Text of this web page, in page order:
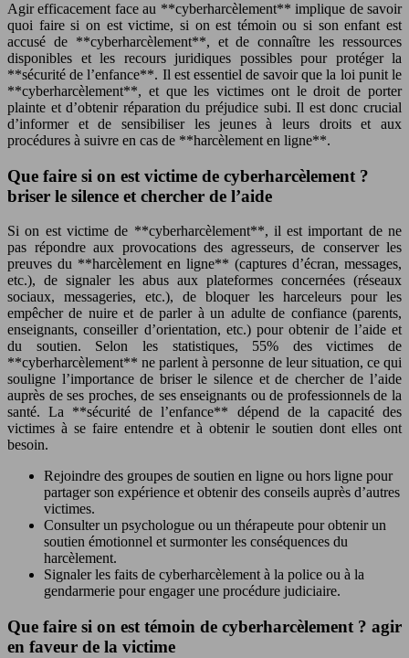
Agir efficacement face au **cyberharcèlement** implique de savoir
quoi faire si on est victime, si on est témoin ou si son enfant est
accusé de **cyberharcèlement**, et de connaître les ressources
disponibles et les recours juridiques possibles pour protéger la
**sécurité de l’enfance**. Il est essentiel de savoir que la loi punit le
**cyberharcèlement**, et que les victimes ont le droit de porter
plainte et d’obtenir réparation du préjudice subi. Il est donc crucial
d’informer et de sensibiliser les jeunes à leurs droits et aux
procédures à suivre en cas de **harcèlement en ligne**.
Que faire si on est victime de cyberharcèlement ?
briser le silence et chercher de l’aide
Si on est victime de **cyberharcèlement**, il est important de ne
pas répondre aux provocations des agresseurs, de conserver les
preuves du **harcèlement en ligne** (captures d’écran, messages,
etc.), de signaler les abus aux plateformes concernées (réseaux
sociaux, messageries, etc.), de bloquer les harceleurs pour les
empêcher de nuire et de parler à un adulte de confiance (parents,
enseignants, conseiller d’orientation, etc.) pour obtenir de l’aide et
du soutien. Selon les statistiques, 55% des victimes de
**cyberharcèlement** ne parlent à personne de leur situation, ce qui
souligne l’importance de briser le silence et de chercher de l’aide
auprès de ses proches, de ses enseignants ou de professionnels de la
santé. La **sécurité de l’enfance** dépend de la capacité des
victimes à se faire entendre et à obtenir le soutien dont elles ont
besoin.
Rejoindre des groupes de soutien en ligne ou hors ligne pour
partager son expérience et obtenir des conseils auprès d’autres
victimes.
Consulter un psychologue ou un thérapeute pour obtenir un
soutien émotionnel et surmonter les conséquences du
harcèlement.
Signaler les faits de cyberharcèlement à la police ou à la
gendarmerie pour engager une procédure judiciaire.
Que faire si on est témoin de cyberharcèlement ? agir
en faveur de la victime